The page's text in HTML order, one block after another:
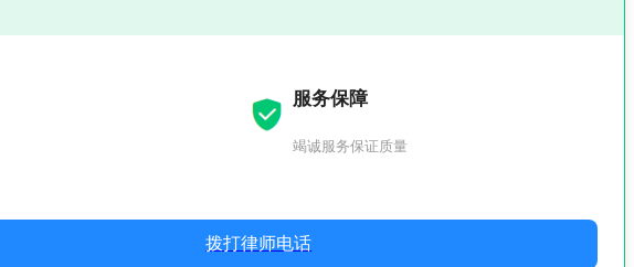
服务保障
竭诚服务保证质量
拨打律师电话